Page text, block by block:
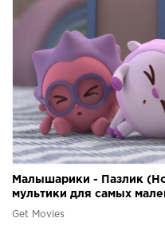
Малышарики - Пазлик
мультики для самых
Get Movies